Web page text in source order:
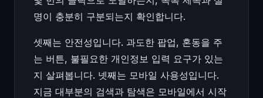
명이 충분히 구분되는지 확인합니다.
셋째는 안전성입니다. 과도한 팝업, 혼동을 주
는 버튼, 불필요한 개인정보 입력 요구가 있는
지 살펴봅니다. 넷째는 모바일 사용성입니다.
지금 대부분의 검색과 탐색은 모바일에서 시작